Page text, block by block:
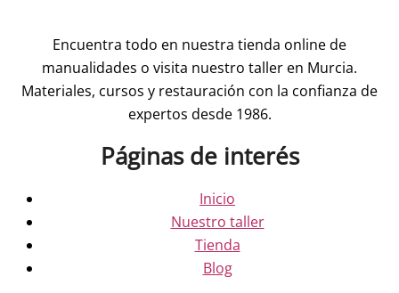
Encuentra todo en nuestra tienda online de
manualidades o visita nuestro taller en Murcia.
Materiales, cursos y restauración con la confianza de
expertos desde 1986.
Páginas de interés
Inicio
Nuestro taller
Tienda
Blog